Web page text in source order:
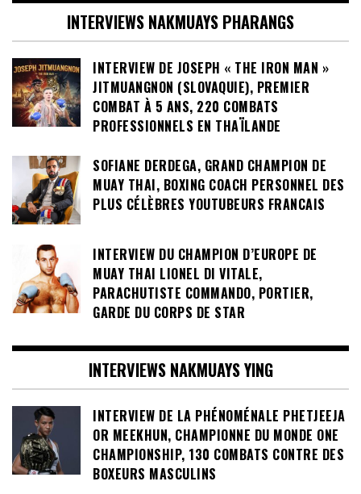
INTERVIEWS NAKMUAYS PHARANGS
INTERVIEW DE JOSEPH « THE IRON MAN »
JITMUANGNON (SLOVAQUIE), PREMIER
COMBAT À 5 ANS, 220 COMBATS
PROFESSIONNELS EN THAÏLANDE
SOFIANE DERDEGA, GRAND CHAMPION DE
MUAY THAI, BOXING COACH PERSONNEL DES
PLUS CÉLÈBRES YOUTUBEURS FRANCAIS
INTERVIEW DU CHAMPION D’EUROPE DE
MUAY THAI LIONEL DI VITALE,
PARACHUTISTE COMMANDO, PORTIER,
GARDE DU CORPS DE STAR
INTERVIEWS NAKMUAYS YING
INTERVIEW DE LA PHÉNOMÉNALE PHETJEEJA
OR MEEKHUN, CHAMPIONNE DU MONDE ONE
CHAMPIONSHIP, 130 COMBATS CONTRE DES
BOXEURS MASCULINS